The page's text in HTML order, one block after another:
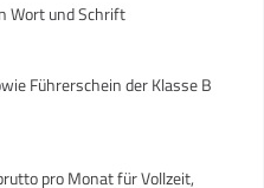
Wort und Schrift
Führerschein der Klasse B
pro Monat für Vollzeit,